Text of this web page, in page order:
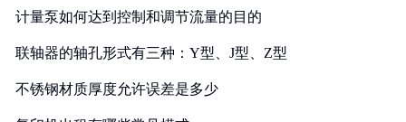
计量泵如何达到控制和调节流量的目的
联轴器的轴孔形式有三种：Y型、J型、Z型
不锈钢材质厚度允许误差是多少